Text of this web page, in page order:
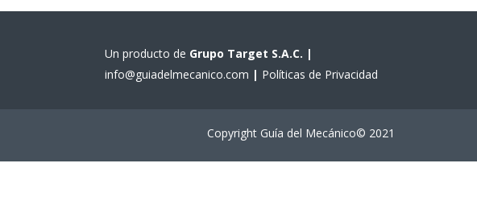
Un producto de Grupo Target S.A.C. |
info@guiadelmecanico.com | Políticas de Privacidad
Copyright Guía del Mecánico© 2021